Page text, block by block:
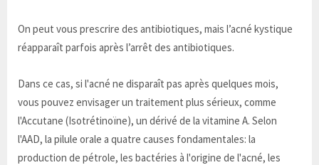
On peut vous prescrire des antibiotiques, mais l’acné kystique
réapparaît parfois après l’arrêt des antibiotiques.
Dans ce cas, si l'acné ne disparaît pas après quelques mois,
vous pouvez envisager un traitement plus sérieux, comme
l'Accutane (Isotrétinoïne), un dérivé de la vitamine A. Selon
l'AAD, la pilule orale a quatre causes fondamentales: la
production de pétrole, les bactéries à l'origine de l'acné, les